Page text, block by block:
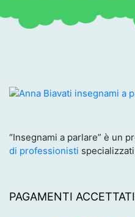
“Insegnami a parlare” è un
di professionisti
PAGAMENTI